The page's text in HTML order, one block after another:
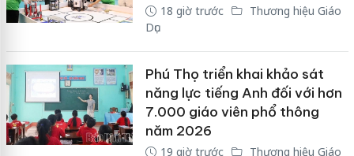
18 giờ trước
Thương hiệu Giáo
Dục
Phú Thọ triển khai khảo sát
năng lực tiếng Anh đối với hơn
7.000 giáo viên phổ thông
năm 2026
19 giờ trước
Thương hiệu Giáo